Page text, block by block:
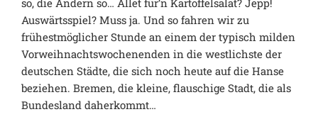
Auswärtsspiel? Muss ja. Und so fahren wir zu
frühestmöglicher Stunde an einem der typisch milden
Vorweihnachtswochenenden in die westlichste der
deutschen Städte, die sich noch heute auf die Hanse
beziehen. Bremen, die kleine, flauschige Stadt, die als
Bundesland daherkommt…